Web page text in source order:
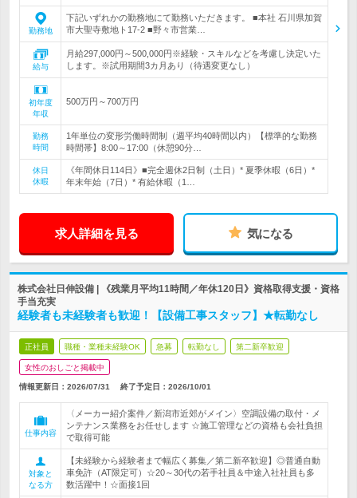
勤務地
下記いずれかの勤務地にて勤務いただきます。 ■本社 石川県加賀
市大聖寺敷地ト17-2 ■野々市営業…
給与
月給297,000円～500,000円※経験・スキルなどを考慮し決定いた
します。※試用期間3カ月あり（待遇変更なし）
初年度
年収
500万円～700万円
勤務
時間
1年単位の変形労働時間制（週平均40時間以内）【標準的な勤務
時間帯】8:00～17:00（休憩90分…
休日
休暇
《年間休日114日》■完全週休2日制（土日）* 夏季休暇（6日）*
年末年始（7日）* 有給休暇（1…
求人詳細を見る 気になる
株式会社日伸設備 | 《残業月平均11時間／年休120日》資格取得支援・資格
手当充実
経験者も未経験者も歓迎！【設備工事スタッフ】★転勤なし
正社員 職種・業種未経験OK 急募 転勤なし 第二新卒歓迎
女性のおしごと掲載中
情報更新日：2026/07/31 終了予定日： 2026/10/01
仕事内容
〈メーカー紹介案件／新潟市近郊がメイン〉空調設備の取付・メ
ンテナンス業務をお任せします ☆施工管理などの資格も会社負担
で取得可能
対象と
なる方
【未経験から経験者まで幅広く募集／第二新卒歓迎】◎普通自動
車免許（AT限定可）☆20～30代の若手社員＆中途入社社員も多
数活躍中！☆面接1回